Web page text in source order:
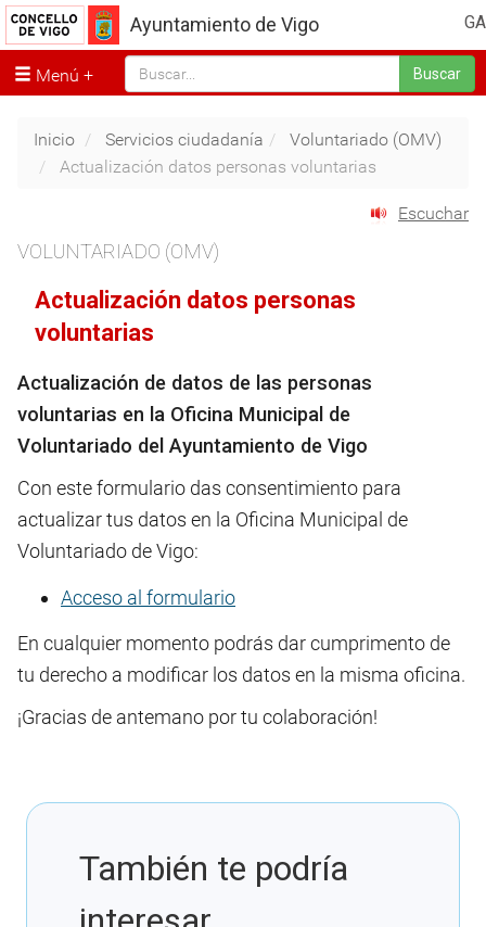
GA
Ayuntamiento de Vigo
Menú Buscar
Inicio Servicios ciudadanía
Voluntariado (OMV)
Actualización datos personas voluntarias
Escuchar
VOLUNTARIADO (OMV)
Actualización datos personas
voluntarias
Actualización de datos de las personas
voluntarias en la Oficina Municipal de
Voluntariado del Ayuntamiento de Vigo
Con este formulario das consentimiento para
actualizar tus datos en la Oficina Municipal de
Voluntariado de Vigo:
Acceso al formulario
En cualquier momento podrás dar cumprimento de
tu derecho a modificar los datos en la misma oficina.
¡Gracias de antemano por tu colaboración!
También te podría